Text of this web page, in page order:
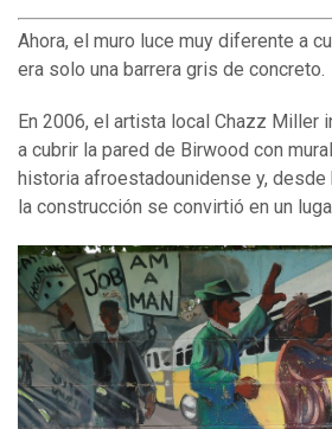
Ahora, el muro luce muy diferente a
era solo una barrera gris de concreto.
En 2006, el artista local Chazz Miller
a cubrir la pared de Birwood con
historia afroestadounidense y, desde
la construcción se convirtió en un